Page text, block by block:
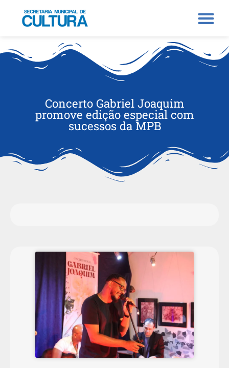
Concerto Gabriel Joaquim
promove edição especial com
sucessos da MPB